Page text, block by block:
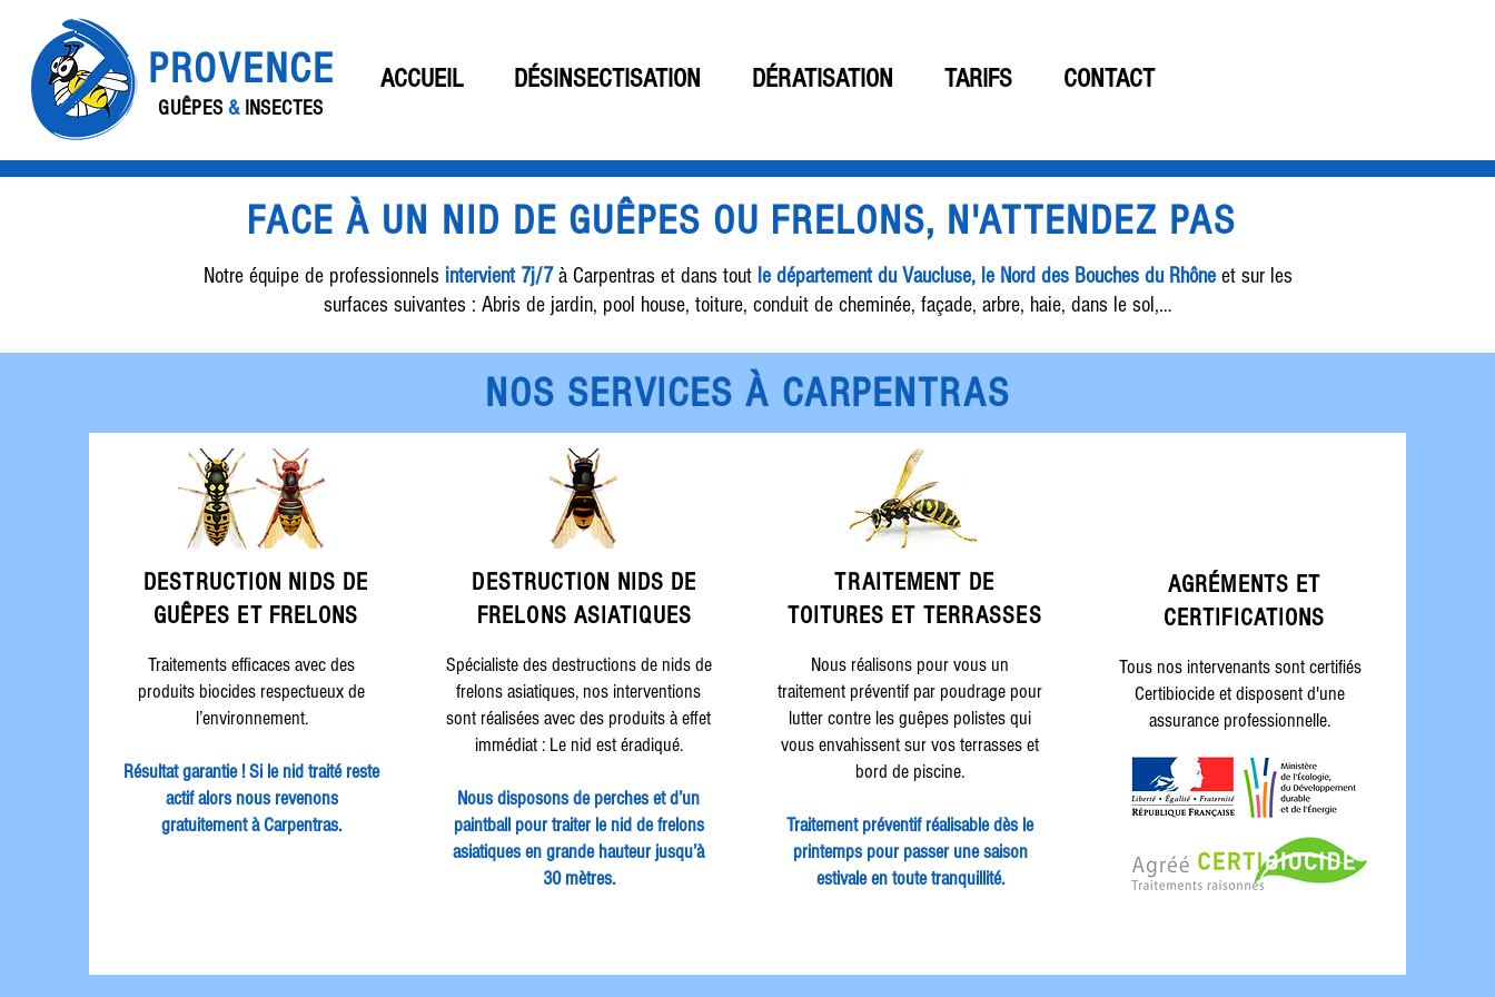
PROVENCE
GUÊPES& INSECTES
ACCUEIL DÉSINSECTISATION DÉRATISATION TARIFS CONTACT
FACE À UN NID DE GUÊPES OU FRELONS, N'ATTENDEZ PAS
Notre équipe de professionnels intervient 7j/7à Carpentras et dans tout le département du Vaucluse, le Nord des Bouches du Rhôneet sur les
surfaces suivantes : Abris de jardin, pool house, toiture, conduit de cheminée, façade, arbre, haie, dans le sol,…
NOS SERVICES À CARPENTRAS
DESTRUCTION NIDS DE
GUÊPES ET FRELONS
Traitements efficaces avec des
produits biocides respectueux de
l’environnement.
Résultat garantie ! Si le nid traité reste
actif alors nous revenons
gratuitement à Carpentras.
DESTRUCTION NIDS DE
FRELONS ASIATIQUES
Spécialiste des destructions de nids de
frelons asiatiques, nos interventions
sont réalisées avec des produits à effet
immédiat : Le nid est éradiqué.
Nous disposons de perches et d’un
paintball pour traiter le nid de frelons
asiatiques en grande hauteur jusqu’à
30 mètres.
TRAITEMENT DE
TOITURES ET TERRASSES
Nous réalisons pour vous un
traitement préventif par poudrage pour
lutter contre les guêpes polistes qui
vous envahissent sur vos terrasses et
bord de piscine.
Traitement préventif réalisable dès le
printemps pour passer une saison
estivale en toute tranquillité.
AGRÉMENTS ET
CERTIFICATIONS
Tous nos intervenants sont certifiés
Certibiocide et disposent d'une
assurance professionnelle.